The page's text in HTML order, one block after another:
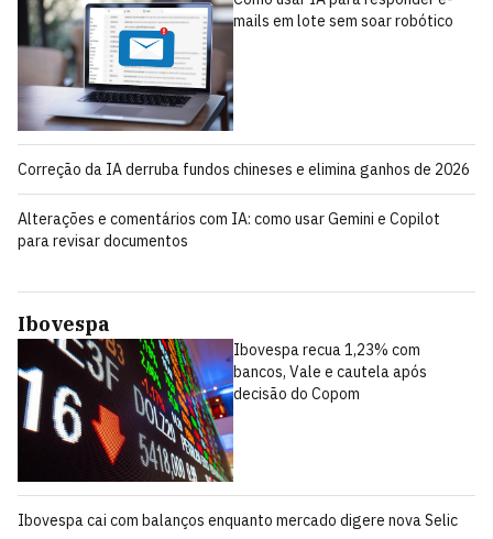
mails em lote sem soar robótico
Correção da IA derruba fundos chineses e elimina ganhos de 2026
Alterações e comentários com IA: como usar Gemini e Copilot
para revisar documentos
Ibovespa
Ibovespa recua 1,23% com
bancos, Vale e cautela após
decisão do Copom
Ibovespa cai com balanços enquanto mercado digere nova Selic